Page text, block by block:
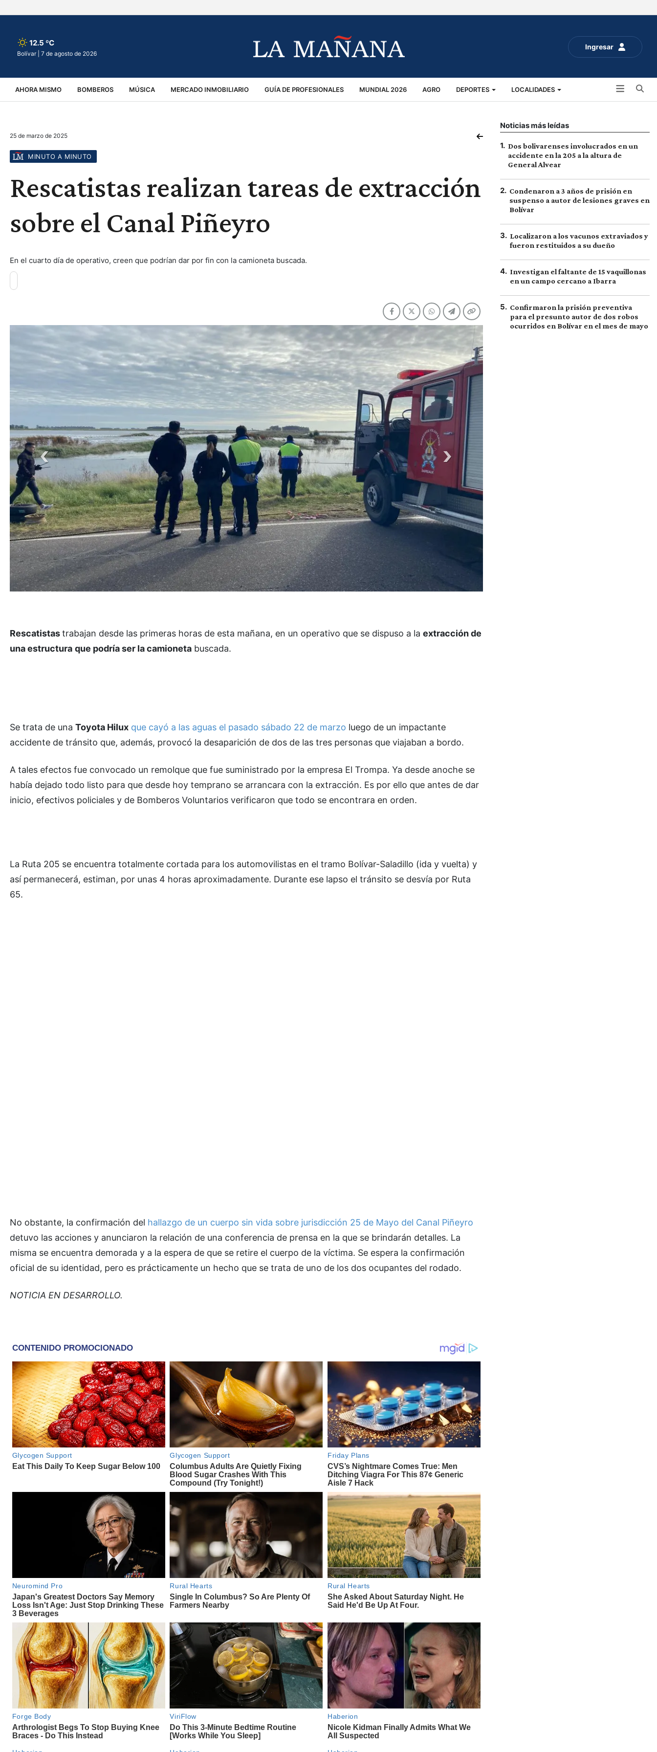
Ingresar
12.5 ºC
Bolívar | 7 de agosto de 2026
AHORA MISMO BOMBEROS MÚSICA MERCADO INMOBILIARIO GUÍA DE PROFESIONALES MUNDIAL 2026 AGRO DEPORTES LOCALIDADES
VIRALES ACCIDENTES
25 de marzo de 2025
MINUTO A MINUTO
Rescatistas realizan tareas de extracción
sobre el Canal Piñeyro
En el cuarto día de operativo, creen que podrían dar por fin con la camioneta buscada.
Rescatistastrabajan desde las primeras horas de esta mañana, en un operativo que se dispuso a la extracción de
una estructura que podría ser la camioneta buscada.
Se trata de una Toyota Hilux que cayó a las aguas el pasado sábado 22 de marzo luego de un impactante
accidente de tránsito que, además, provocó la desaparición de dos de las tres personas que viajaban a bordo.
A tales efectos fue convocado un remolque que fue suministrado por la empresa El Trompa. Ya desde anoche se
había dejado todo listo para que desde hoy temprano se arrancara con la extracción. Es por ello que antes de dar
inicio, efectivos policiales y de Bomberos Voluntarios verificaron que todo se encontrara en orden.
La Ruta 205 se encuentra totalmente cortada para los automovilistas en el tramo Bolívar-Saladillo (ida y vuelta) y
así permanecerá, estiman, por unas 4 horas aproximadamente. Durante ese lapso el tránsito se desvía por Ruta
65.
No obstante, la confirmación del hallazgo de un cuerpo sin vida sobre jurisdicción 25 de Mayo del Canal Piñeyro
detuvo las acciones y anunciaron la relación de una conferencia de prensa en la que se brindarán detalles. La
misma se encuentra demorada y a la espera de que se retire el cuerpo de la víctima. Se espera la confirmación
oficial de su identidad, pero es prácticamente un hecho que se trata de uno de los dos ocupantes del rodado.
NOTICIA EN DESARROLLO.
Noticias más leídas
1. Dos bolivarenses involucrados en un
accidente en la 205 a la altura de
General Alvear
2. Condenaron a 3 años de prisión en
suspenso a autor de lesiones graves en
Bolívar
3. Localizaron a los vacunos extraviados y
fueron restituidos a su dueño
4. Investigan el faltante de 15 vaquillonas
en un campo cercano a Ibarra
5. Confirmaron la prisión preventiva
para el presunto autor de dos robos
ocurridos en Bolívar en el mes de mayo